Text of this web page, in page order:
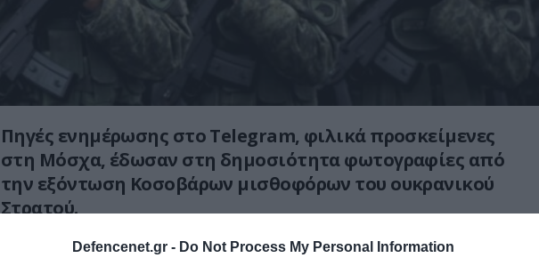
Defencenet.gr - Do Not Process My Personal Information
Πηγές ενημέρωσης στο Τelegram, φιλικά προσκείμενες
στη Μόσχα, έδωσαν στη δημοσιότητα φωτογραφίες από
την εξόντωση Κοσοβάρων μισθοφόρων του ουκρανικού
Στρατού.